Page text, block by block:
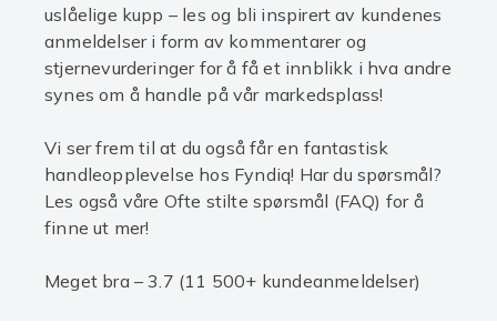
uslåelige kupp – les og bli inspirert av kundenes
anmeldelser i form av kommentarer og
stjernevurderinger for å få et innblikk i hva andre
synes om å handle på vår markedsplass!
Vi ser frem til at du også får en fantastisk
handleopplevelse hos Fyndiq! Har du spørsmål?
Les også våre Ofte stilte spørsmål (FAQ) for å
finne ut mer!
Meget bra – 3.7 (11 500+ kundeanmeldelser)